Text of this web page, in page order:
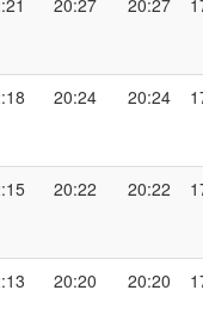
20:27
20:27
22:21
20:24
20:24
22:18
20:22
20:22
22:15
20:20
20:20
22:13